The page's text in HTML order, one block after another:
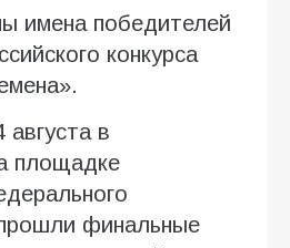
имена победителей
конкурса
в
площадке
финальные